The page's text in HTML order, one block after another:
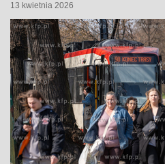
13 kwietnia 2026